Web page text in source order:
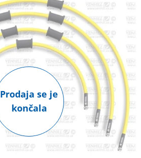
Prodaja se je
končala